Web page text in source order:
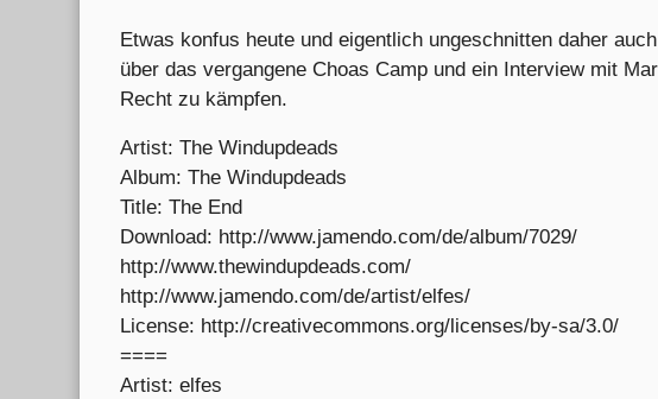
Etwas konfus heute und eigentlich ungeschnitten daher
über das vergangene Choas Camp und ein Interview mit
Recht zu kämpfen.
Artist: The Windupdeads
Album: The Windupdeads
Title: The End
Download: http://www.jamendo.com/de/album/7029/
http://www.thewindupdeads.com/
http://www.jamendo.com/de/artist/elfes/
License: http://creativecommons.org/licenses/by-sa/3.0/
====
Artist: elfes